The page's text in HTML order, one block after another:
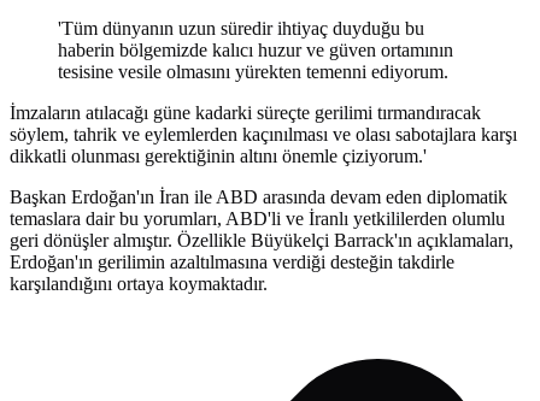
'Tüm dünyanın uzun süredir ihtiyaç duyduğu bu
haberin bölgemizde kalıcı huzur ve güven ortamının
tesisine vesile olmasını yürekten temenni ediyorum.
İmzaların atılacağı güne kadarki süreçte gerilimi tırmandıracak
söylem, tahrik ve eylemlerden kaçınılması ve olası sabotajlara karşı
dikkatli olunması gerektiğinin altını önemle çiziyorum.'
Başkan Erdoğan'ın İran ile ABD arasında devam eden diplomatik
temaslara dair bu yorumları, ABD'li ve İranlı yetkililerden olumlu
geri dönüşler almıştır. Özellikle Büyükelçi Barrack'ın açıklamaları,
Erdoğan'ın gerilimin azaltılmasına verdiği desteğin takdirle
karşılandığını ortaya koymaktadır.